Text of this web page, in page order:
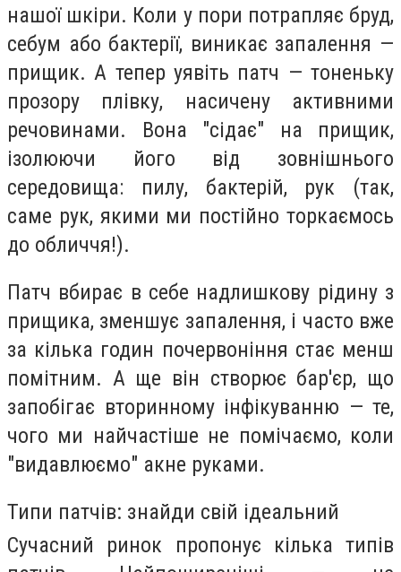
нашої шкіри. Коли у пори потрапляє бруд,
себум або бактерії, виникає запалення —
прищик. А тепер уявіть патч — тоненьку
прозору плівку, насичену активними
речовинами. Вона "сідає" на прищик,
ізолюючи його від зовнішнього
середовища: пилу, бактерій, рук (так,
саме рук, якими ми постійно торкаємось
до обличчя!).
Патч вбирає в себе надлишкову рідину з
прищика, зменшує запалення, і часто вже
за кілька годин почервоніння стає менш
помітним. А ще він створює бар'єр, що
запобігає вторинному інфікуванню — те,
чого ми найчастіше не помічаємо, коли
"видавлюємо" акне руками.
Типи патчів: знайди свій ідеальний
Сучасний ринок пропонує кілька типів